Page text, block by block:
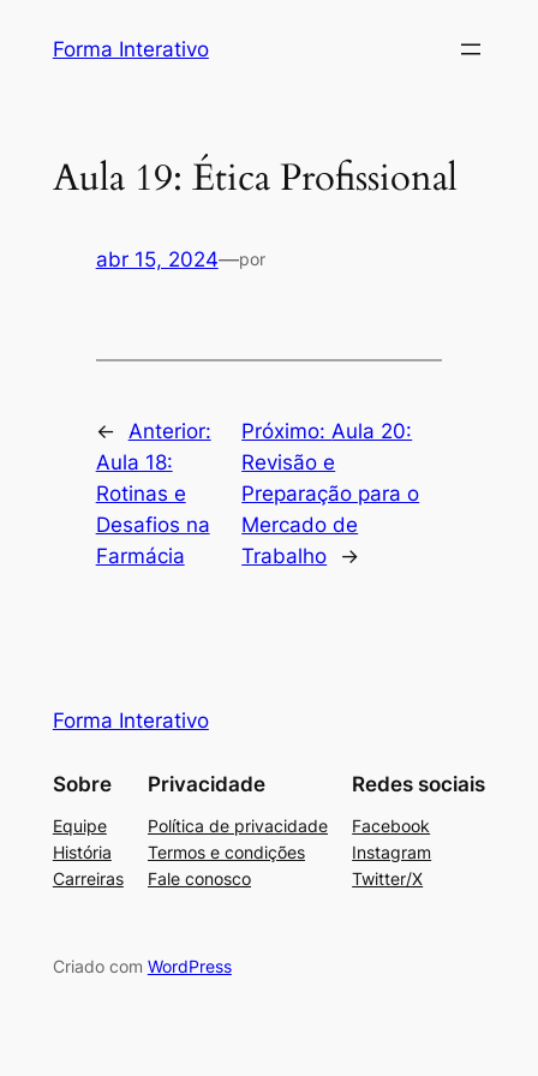
Forma Interativo
Aula 19: Ética Profissional
abr 15, 2024—por
←
Anterior:
Aula 18:
Rotinas e
Desafios na
Farmácia
Próximo: Aula 20:
Revisão e
Preparação para o
Mercado de
Trabalho
→
Forma Interativo
Sobre
Equipe
História
Carreiras
Privacidade
Política de privacidade
Termos e condições
Fale conosco
Redes sociais
Facebook
Instagram
Twitter/X
Criado com WordPress